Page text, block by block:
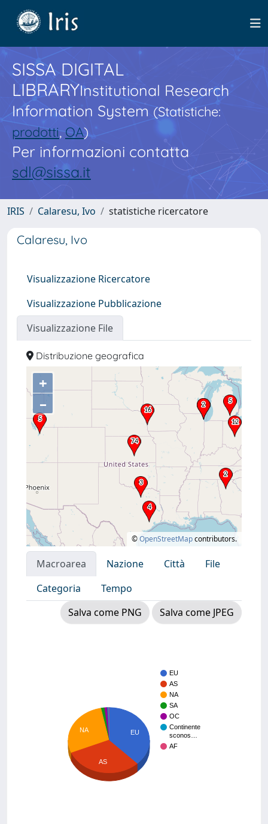
SISSA DIGITAL
LIBRARYInstitutional Research
Information System(Statistiche:
prodotti,OA)
Per informazioni contatta
sdl@sissa.it
IRIS Calaresu, Ivo statistiche ricercatore
Calaresu, Ivo
Visualizzazione Ricercatore
Visualizzazione Pubblicazione
Visualizzazione File
Distribuzione geografica
+
–
©OpenStreetMapcontributors.
Macroarea Nazione Città
File
Categoria
Tempo
Salva come PNG
Salva come JPEG
EU
AS
NA
SA
OC
Continente
sconos…
AF
EU
NA
AS